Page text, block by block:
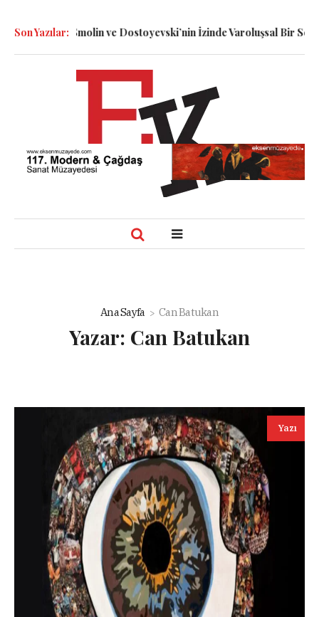
Son Yazılar:
Dennett, Smolin ve Dostoyevski’nin İzinde Varoluşsal Bir Sentez
Ana Sayfa Can Batukan
Yazar: Can Batukan
Yazı